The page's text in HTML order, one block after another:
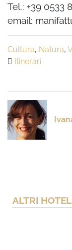
Tel.: +39 0533
email:
Cultura, Natura,
Itinerari
ALTRI